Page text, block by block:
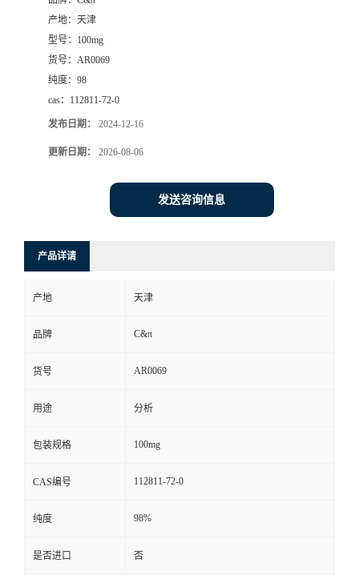
产地： 天津
型号： 100mg
货号： AR0069
纯度： 98
cas： 112811-72-0
发布日期： 2024-12-16
更新日期： 2026-08-06
发送咨询信息
产品详请
产地 天津
品牌 C&π
货号 AR0069
用途 分析
包装规格 100mg
CAS编号 112811-72-0
纯度 98%
是否进口 否